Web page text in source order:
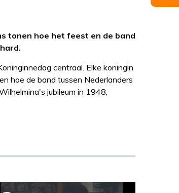
tonen hoe het feest en de band
centraal. Elke koningin
hoe de band tussen Nederlanders
jubileum in 1948,